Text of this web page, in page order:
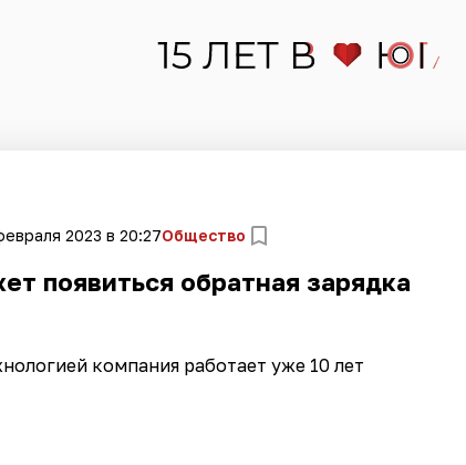
2023 в 20:27Общество
появиться обратная зарядка
компания работает уже 10 лет